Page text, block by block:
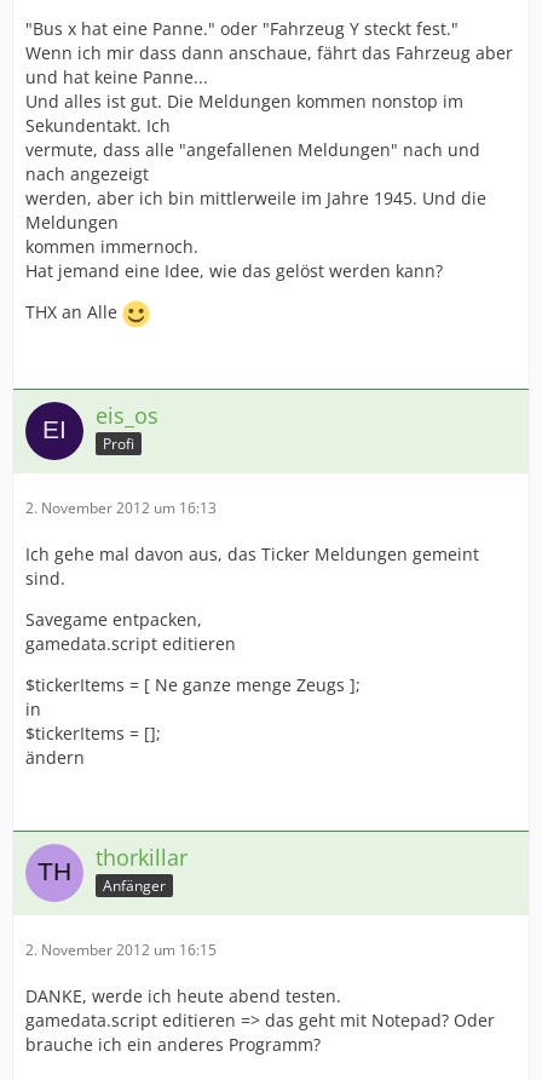
"Bus x hat eine Panne." oder "Fahrzeug Y steckt fest."
Wenn ich mir dass dann anschaue, fährt das Fahrzeug aber
und hat keine Panne...
Und alles ist gut. Die Meldungen kommen nonstop im
Sekundentakt. Ich
vermute, dass alle "angefallenen Meldungen" nach und
nach angezeigt
werden, aber ich bin mittlerweile im Jahre 1945. Und die
Meldungen
kommen immernoch.
Hat jemand eine Idee, wie das gelöst werden kann?
THX an Alle
eis_os
Profi
2. November 2012 um 16:13
Ich gehe mal davon aus, das Ticker Meldungen gemeint
sind.
Savegame entpacken,
gamedata.script editieren
$tickerItems = [ Ne ganze menge Zeugs ];
in
$tickerItems = [];
ändern
thorkillar
Anfänger
2. November 2012 um 16:15
DANKE, werde ich heute abend testen.
gamedata.script editieren => das geht mit Notepad? Oder
brauche ich ein anderes Programm?